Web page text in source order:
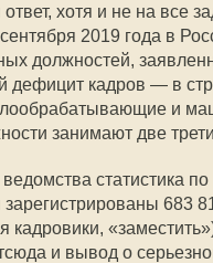
хотя и не на все
2019 года в
должностей,
дефицит кадров — в
и
занимают две
статистика
683
кадровики,
и вывод о